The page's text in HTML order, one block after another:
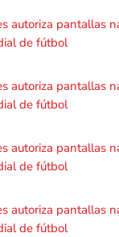
autoriza pantallas
de fútbol
autoriza pantallas
de fútbol
autoriza pantallas
de fútbol
autoriza pantallas
de fútbol